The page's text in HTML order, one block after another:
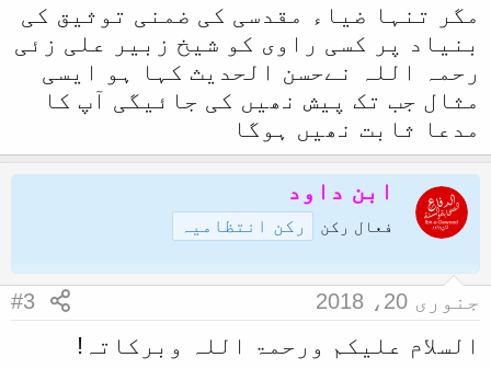
مگر تنہا ضیاء مقدسی کی ضمنی توثیق کی
بنیاد پر کسی راوی کو شیخ زبیر علی زئی
رحمہ اللہ نےحسن الحدیث کہا ہو ایسی
مثال جب تک پیش نھیں کی جائیگی آپ کا
مدعا ثابت نھیں ہوگا
ابن داود
فعال رکن رکن انتظامیہ
جنوری 20، 2018 #3
السلام علیکم ورحمۃ اللہ وبرکاتہ!